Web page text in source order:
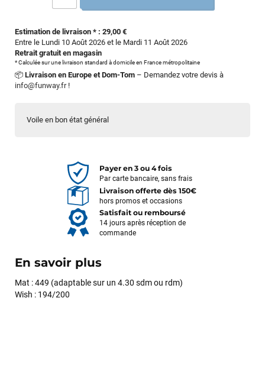
Voile en bon état général
Estimation de livraison * : 29,00 €
Entre le Lundi 10 Août 2026 et le Mardi 11 Août 2026
Retrait gratuit en magasin
* Calculée sur une livraison standard à domicile en France métropolitaine
📦 Livraison en Europe et Dom-Tom – Demandez votre devis à
info@funway.fr!
Payer en 3 ou 4 fois
Par carte bancaire, sans frais
Livraison offerte dès 150€
hors promos et occasions
Satisfait ou remboursé
14 jours après réception de
commande
En savoir plus
Mat : 449 (adaptable sur un 4.30 sdm ou rdm)
Wish : 194/200